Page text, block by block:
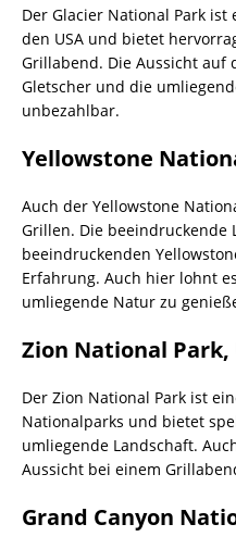
Der Glacier National Park
den USA und bietet
Grillabend. Die Aussicht auf
Gletscher und die
unbezahlbar.
Yellowstone
Auch der Yellowstone
Grillen. Die beeindruckende
beeindruckenden
Erfahrung. Auch hier lohnt
umliegende Natur zu
Zion National Park,
Der Zion National Park ist
Nationalparks und bietet
umliegende Landschaft.
Aussicht bei einem
Grand Canyon